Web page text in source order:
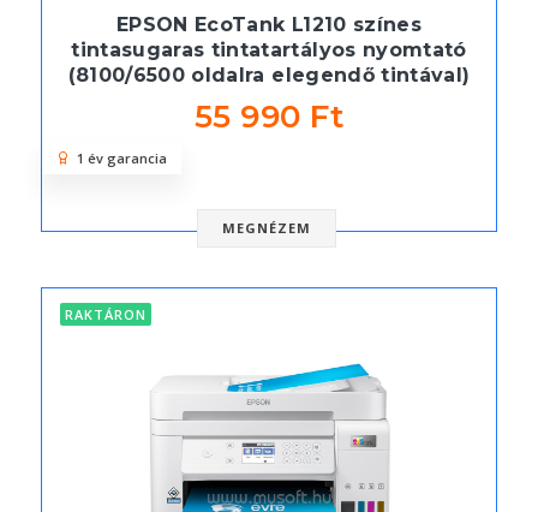
EPSON EcoTank L1210 színes
tintasugaras tintatartályos nyomtató
(8100/6500 oldalra elegendő tintával)
55 990 Ft
MEGNÉZEM
1 év garancia
RAKTÁRON